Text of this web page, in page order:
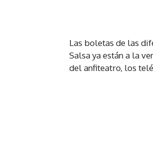
Las boletas de las
Salsa ya están a la
del anfiteatro, los